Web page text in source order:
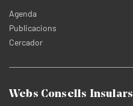
Agenda
Publicacions
Cercador
Webs Consells Insulars